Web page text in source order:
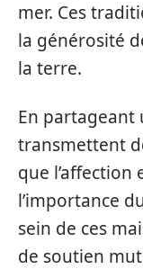
mer. Ces
la générosité
la terre.
En partageant
transmettent
que l’affection
l’importance
sein de ces
de soutien